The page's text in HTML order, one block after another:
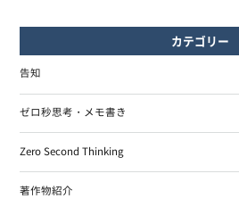
カテゴリー
告知
ゼロ秒思考・メモ書き
Zero Second Thinking
著作物紹介